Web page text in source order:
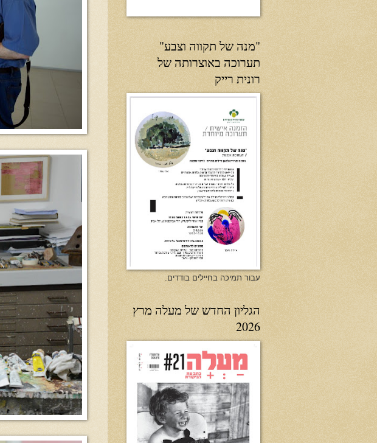
"מנה של תקווה וצבע"
תערוכה באוצרותה של
רונית רייק
עבור תמיכה בחיילים בודדים.
הגליון החדש של מעלה מרץ
2026